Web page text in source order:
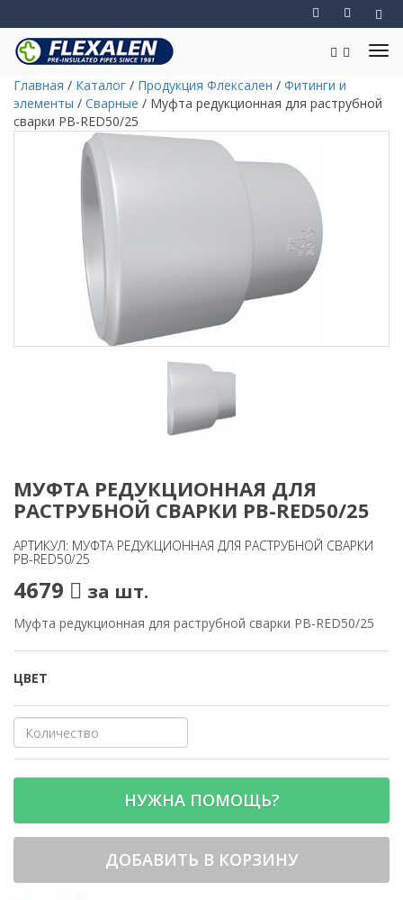
Главная / Каталог / Продукция Флексален / Фитинги и
элементы / Сварные / Муфта редукционная для раструбной
сварки PB-RED50/25
МУФТА РЕДУКЦИОННАЯ ДЛЯ
РАСТРУБНОЙ СВАРКИ PB-RED50/25
АРТИКУЛ: МУФТА РЕДУКЦИОННАЯ ДЛЯ РАСТРУБНОЙ СВАРКИ
PB-RED50/25
4679 за шт.
Муфта редукционная для раструбной сварки PB-RED50/25
ЦВЕТ
НУЖНА ПОМОЩЬ?
ДОБАВИТЬ В КОРЗИНУ